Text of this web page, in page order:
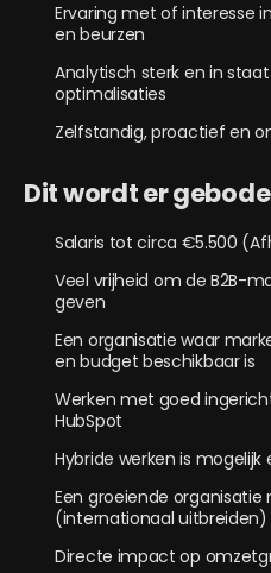
Ervaring met of interesse
en beurzen
Analytisch sterk en in
optimalisaties
Zelfstandig, proactief en
Dit wordt er
Salaris tot circa €5.500
Veel vrijheid om de B2B-
geven
Een organisatie waar
en budget beschikbaar is
Werken met goed
HubSpot
Hybride werken is
Een groeiende
(internationaal uitbreiden)
Directe impact op